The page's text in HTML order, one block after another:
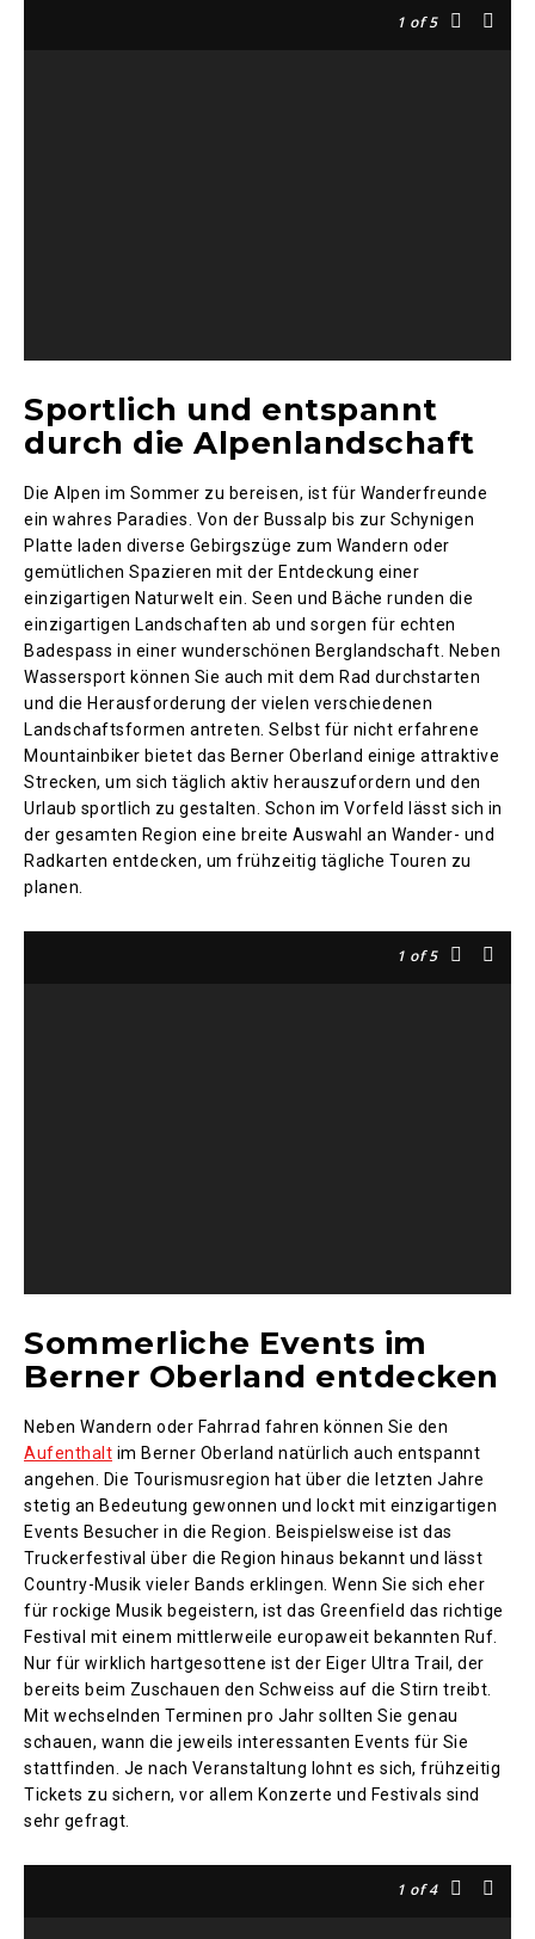
1 of 5
Sportlich und entspannt
durch die Alpenlandschaft
Die Alpen im Sommer zu bereisen, ist für Wanderfreunde
ein wahres Paradies. Von der Bussalp bis zur Schynigen
Platte laden diverse Gebirgszüge zum Wandern oder
gemütlichen Spazieren mit der Entdeckung einer
einzigartigen Naturwelt ein. Seen und Bäche runden die
einzigartigen Landschaften ab und sorgen für echten
Badespass in einer wunderschönen Berglandschaft. Neben
Wassersport können Sie auch mit dem Rad durchstarten
und die Herausforderung der vielen verschiedenen
Landschaftsformen antreten. Selbst für nicht erfahrene
Mountainbiker bietet das Berner Oberland einige attraktive
Strecken, um sich täglich aktiv herauszufordern und den
Urlaub sportlich zu gestalten. Schon im Vorfeld lässt sich in
der gesamten Region eine breite Auswahl an Wander- und
Radkarten entdecken, um frühzeitig tägliche Touren zu
planen.
1 of 5
Sommerliche Events im
Berner Oberland entdecken
Neben Wandern oder Fahrrad fahren können Sie den
Aufenthalt im Berner Oberland natürlich auch entspannt
angehen. Die Tourismusregion hat über die letzten Jahre
stetig an Bedeutung gewonnen und lockt mit einzigartigen
Events Besucher in die Region. Beispielsweise ist das
Truckerfestival über die Region hinaus bekannt und lässt
Country-Musik vieler Bands erklingen. Wenn Sie sich eher
für rockige Musik begeistern, ist das Greenfield das richtige
Festival mit einem mittlerweile europaweit bekannten Ruf.
Nur für wirklich hartgesottene ist der Eiger Ultra Trail, der
bereits beim Zuschauen den Schweiss auf die Stirn treibt.
Mit wechselnden Terminen pro Jahr sollten Sie genau
schauen, wann die jeweils interessanten Events für Sie
stattfinden. Je nach Veranstaltung lohnt es sich, frühzeitig
Tickets zu sichern, vor allem Konzerte und Festivals sind
sehr gefragt.
1 of 4